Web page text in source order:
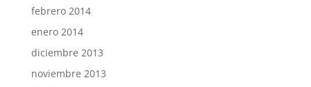
febrero 2014
enero 2014
diciembre 2013
noviembre 2013